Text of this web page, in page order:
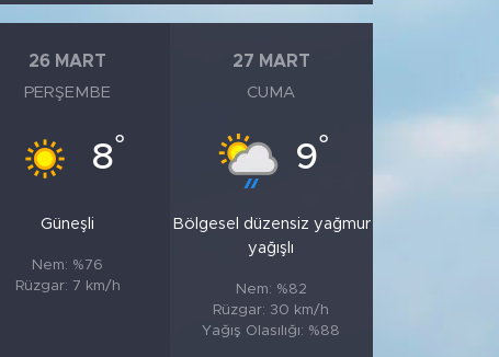
26 MART
PERŞEMBE
8°
Güneşli
Nem: %76
Rüzgar: 7 km/h
27 MART
CUMA
9°
Bölgesel düzensiz yağmur
yağışlı
Nem: %82
Rüzgar: 30 km/h
Yağış Olasılığı: %88